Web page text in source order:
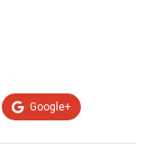
Google+